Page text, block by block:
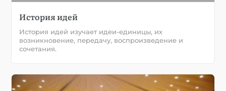
История идей
История идей изучает идеи-единицы, их
возникновение, передачу, воспроизведение и
сочетания.